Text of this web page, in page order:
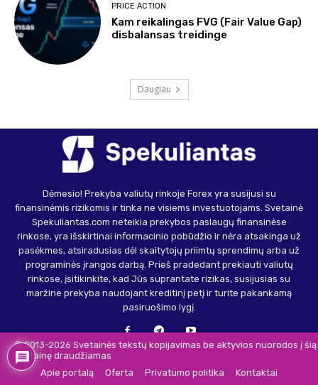
PRICE ACTION
Kam reikalingas FVG (Fair Value Gap)
disbalansas treidinge
Daugiau
Dėmesio! Prekyba valiutų rinkoje Forex yra susijusi su
finansinėmis rizikomis ir tinka ne visiems investuotojams. Svetainė
Spekuliantas.com neteikia prekybos paslaugų finansinėse
rinkose, yra išskirtinai informacinio pobūdžio ir nėra atsakinga už
pasėkmes, atsiradusias dėl skaitytojų priimtų sprendimų arba už
programinės įrangos darbą. Prieš pradedant prekiauti valiutų
rinkose, įsitikinkite, kad Jūs suprantate rizikas, susijusias su
maržine prekyba naudojant kreditinį petį ir turite pakankamą
pasiruošimo lygį.
© 2013-2026 Svetainės tekstų kopijavimas be aktyvios nuorodos į šią
svetainę draudžiamas
Apie portalą
Oferta Privatumo politika Kontaktai